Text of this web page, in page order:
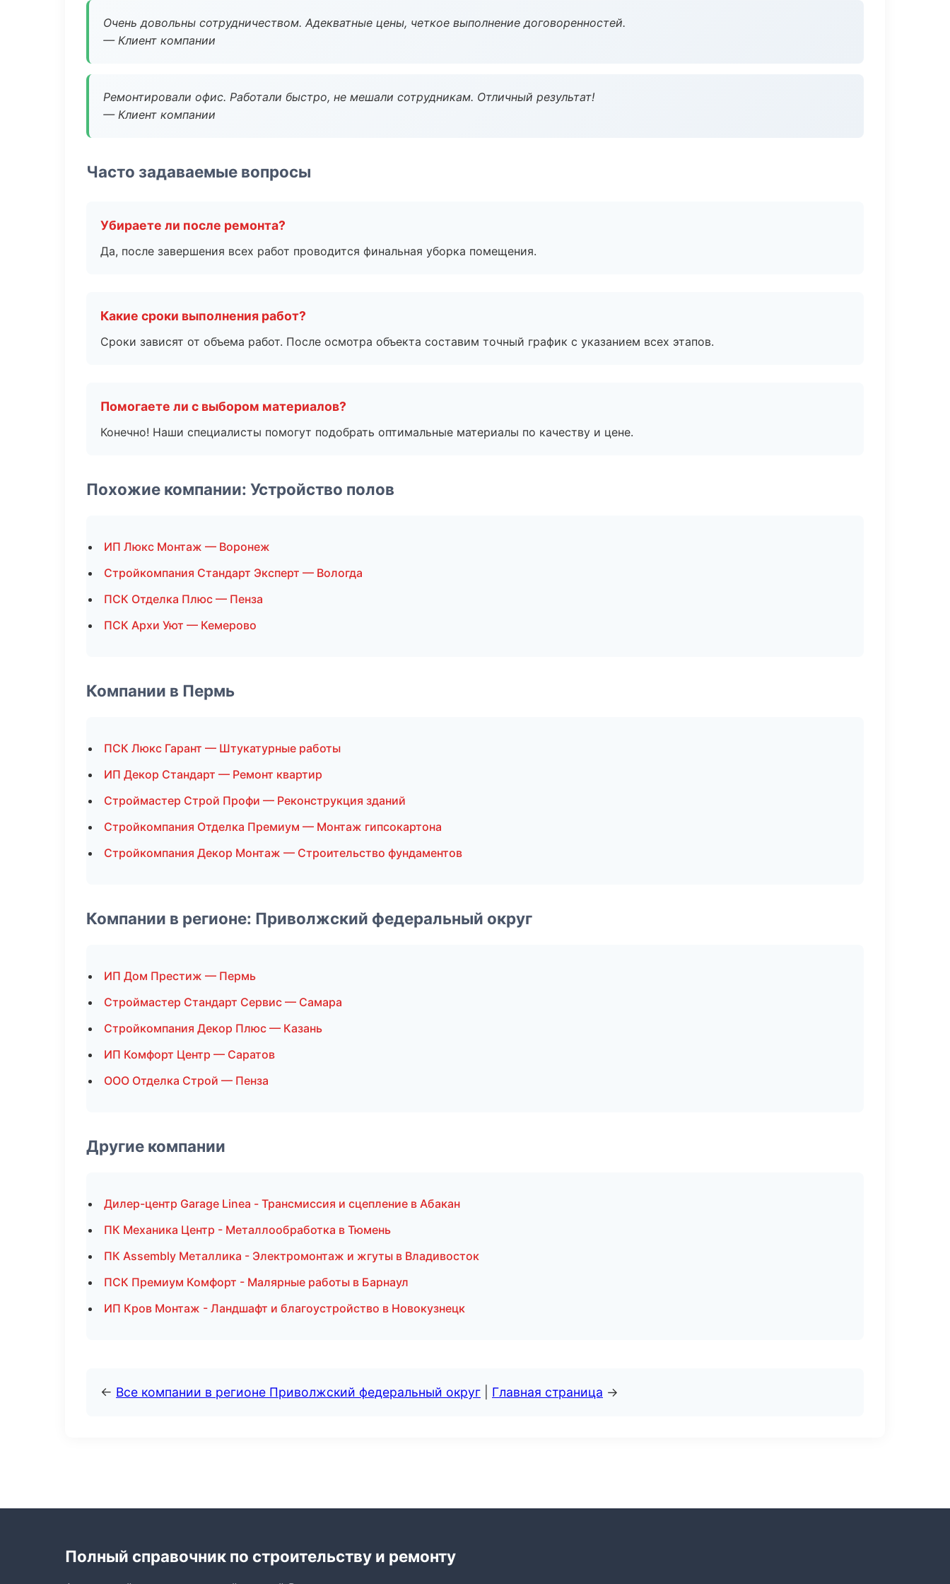
Очень довольны сотрудничеством. Адекватные цены, четкое выполнение договоренностей.
— Клиент компании
Ремонтировали офис. Работали быстро, не мешали сотрудникам. Отличный результат!
— Клиент компании
Часто задаваемые вопросы
Убираете ли после ремонта?
Да, после завершения всех работ проводится финальная уборка помещения.
Какие сроки выполнения работ?
Сроки зависят от объема работ. После осмотра объекта составим точный график с указанием всех этапов.
Помогаете ли с выбором материалов?
Конечно! Наши специалисты помогут подобрать оптимальные материалы по качеству и цене.
Похожие компании: Устройство полов
ИП Люкс Монтаж — Воронеж
Стройкомпания Стандарт Эксперт — Вологда
ПСК Отделка Плюс — Пенза
ПСК Архи Уют — Кемерово
Компании в Пермь
ПСК Люкс Гарант — Штукатурные работы
ИП Декор Стандарт — Ремонт квартир
Строймастер Строй Профи — Реконструкция зданий
Стройкомпания Отделка Премиум — Монтаж гипсокартона
Стройкомпания Декор Монтаж — Строительство фундаментов
Компании в регионе: Приволжский федеральный округ
ИП Дом Престиж — Пермь
Строймастер Стандарт Сервис — Самара
Стройкомпания Декор Плюс — Казань
ИП Комфорт Центр — Саратов
ООО Отделка Строй — Пенза
Другие компании
Дилер-центр Garage Linea - Трансмиссия и сцепление в Абакан
ПК Механика Центр - Металлообработка в Тюмень
ПК Assembly Металлика - Электромонтаж и жгуты в Владивосток
ПСК Премиум Комфорт - Малярные работы в Барнаул
ИП Кров Монтаж - Ландшафт и благоустройство в Новокузнецк
← Все компании в регионе Приволжский федеральный округ Главная страница →
Полный справочник по строительству и ремонту